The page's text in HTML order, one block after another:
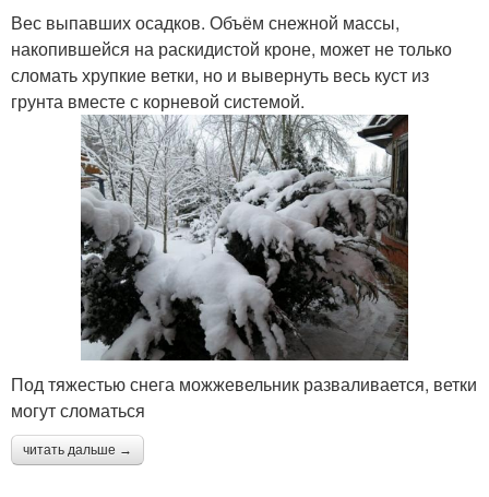
Вес выпавших осадков. Объём снежной массы,
накопившейся на раскидистой кроне, может не только
сломать хрупкие ветки, но и вывернуть весь куст из
грунта вместе с корневой системой.
Под тяжестью снега можжевельник разваливается, ветки
могут сломаться
читать дальше →